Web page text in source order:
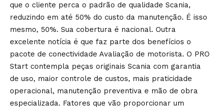
que o cliente perca o padrão de qualidade Scania,
reduzindo em até 50% do custo da manutenção. É isso
mesmo, 50%. Sua cobertura é nacional. Outra
excelente notícia é que faz parte dos benefícios o
pacote de conectividade Avaliação de motorista. O PRO
Start contempla peças originais Scania com garantia
de uso, maior controle de custos, mais praticidade
operacional, manutenção preventiva e mão de obra
especializada. Fatores que vão proporcionar um